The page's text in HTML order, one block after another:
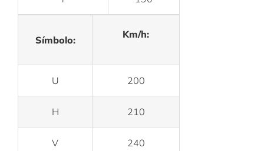
Símbolo: Km/h:
U 200
H 210
V 240